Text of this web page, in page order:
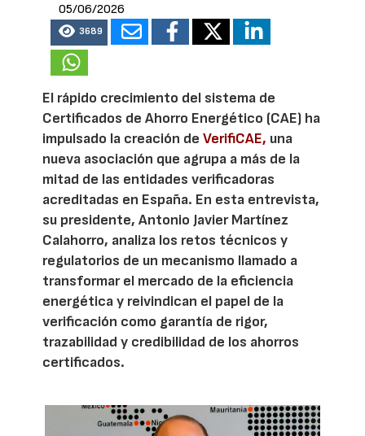
05/06/2026
3689
El rápido crecimiento del sistema de
Certificados de Ahorro Energético (CAE) ha
impulsado la creación deVerifiCAE, una
nueva asociación que agrupa a más de la
mitad de las entidades verificadoras
acreditadas en España. En esta entrevista,
su presidente, Antonio Javier Martínez
Calahorro, analiza los retos técnicos y
regulatorios de un mecanismo llamado a
transformar el mercado de la eficiencia
energética y reivindican el papel de la
verificación como garantía de rigor,
trazabilidad y credibilidad de los ahorros
certificados.